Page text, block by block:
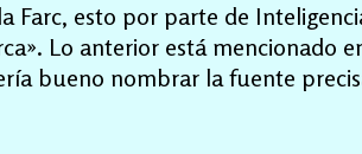
Farc, esto por parte de
Lo anterior está mencionado
bueno nombrar la fuente